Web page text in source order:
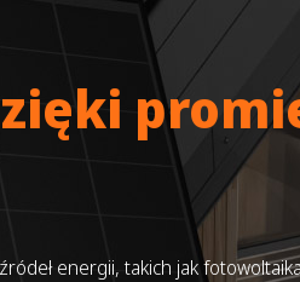
energii, takich jak